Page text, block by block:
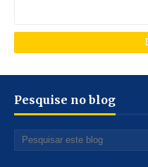
Pesquise no blog